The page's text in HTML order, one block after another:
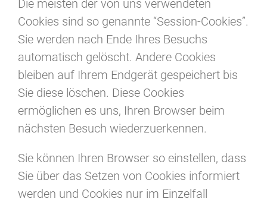
Die meisten der von uns verwendeten
Cookies sind so genannte “Session-Cookies”.
Sie werden nach Ende Ihres Besuchs
automatisch gelöscht. Andere Cookies
bleiben auf Ihrem Endgerät gespeichert bis
Sie diese löschen. Diese Cookies
ermöglichen es uns, Ihren Browser beim
nächsten Besuch wiederzuerkennen.
Sie können Ihren Browser so einstellen, dass
Sie über das Setzen von Cookies informiert
werden und Cookies nur im Einzelfall